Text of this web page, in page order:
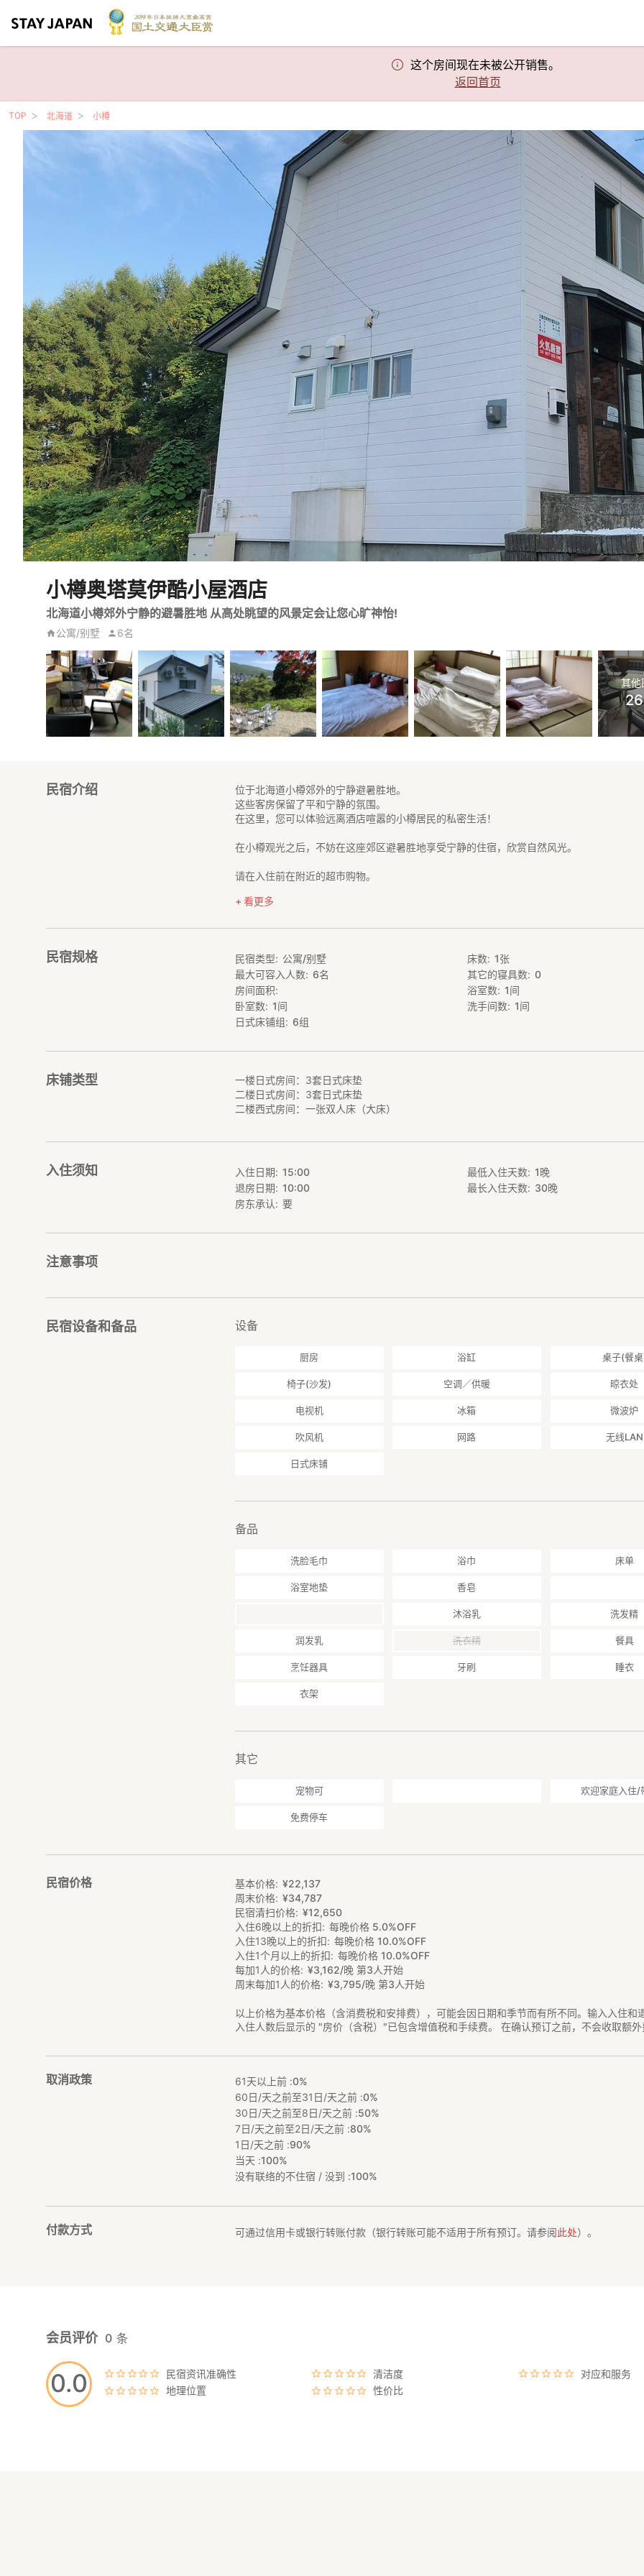
这个房间现在未被公开销售。
返回首页
TOP 北海道 小樽
小樽奥塔莫伊酷小屋酒店
北海道小樽郊外宁静的避暑胜地 从高处眺望的风景定会让您心旷神怡!
公寓/别墅 6名
其他
民宿介绍
位于北海道小樽郊外的宁静避暑胜地。
这些客房保留了平和宁静的氛围。
在这里，您可以体验远离酒店喧嚣的小樽居民的私密生活！
在小樽观光之后，不妨在这座郊区避暑胜地享受宁静的住宿，欣赏自然风光。
请在入住前在附近的超市购物。
这栋两层楼的度假屋设有三间卧室。
浴室和卫生间分开。
配套设施齐全，非常适合连续入住。
宽敞的厨房可供您自己烹饪餐点。
看更多
民宿规格 民宿类型
公寓/别墅
最大可容入人数
6名
房间面积
卧室数
1间
日式床铺组
6组
床数 1张
其它的寝具数
0
浴室数
1间
洗手间数
1间
床铺类型
一楼日式房间：3套日式床垫
二楼日式房间：3套日式床垫
二楼西式房间：一张双人床（大床）
入住须知 入住日期
15:00
退房日期
10:00
房东承认
要
最低入住天数 1晚
最长入住天数
30晚
注意事项
民宿设备和备品 设备
厨房 浴缸 桌子(餐
椅子(沙发) 空调／供暖 晾衣处
电视机 冰箱 微波炉
吹风机 网路 无线LAN
日式床铺
备品
洗脸毛巾 浴巾 床单
浴室地垫 香皂
沐浴乳 洗发精
润发乳 洗衣精 餐具
烹饪器具 牙刷 睡衣
衣架
其它
宠物可 欢迎家庭入住/
免费停车
民宿价格 基本价格 ¥22,137
周末价格
¥34,787
民宿清扫价格
¥12,650
入住6晚以上的折扣
每晚价格 5.0%OFF
入住13晚以上的折扣
每晚价格 10.0%OFF
入住1个月以上的折扣
每晚价格 10.0%OFF
每加1人的价格
¥3,162/晚 第3人开始
周末每加1人的价格
¥3,795/晚 第3人开始
以上价格为基本价格（含消费税和安排费），可能会因日期和季节而有所不同。输入入住和
入住人数后显示的 "房价（含税）"已包含增值税和手续费。 在确认预订之前，不会收取额
取消政策 61天以上前 :0%
60日/天之前至31日/天之前 :0%
30日/天之前至8日/天之前 :50%
7日/天之前至2日/天之前 :80%
1日/天之前 :90%
当天 :100%
没有联络的不住宿 / 没到 :100%
付款方式 可通过信用卡或银行转账付款（银行转账可能不适用于所有预订。请参阅此处）。
0.0
会员评价 0 条
民宿资讯准确性 清洁度
对应和服务
地理位置
性价比